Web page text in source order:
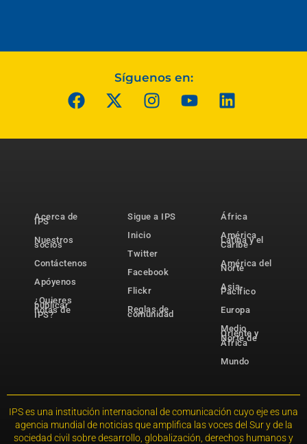
Síguenos en:
Acerca de
IPS
Nuestros
socios
Contáctenos
Apóyenos
¿Quieres
publicar
notas de
IPS?
Sigue a IPS
Inicio
Twitter
Facebook
Flickr
Reglas de
comunidad
África
América
Latina y el
Caribe
América del
Norte
Asia-
Pacífico
Europa
Medio
Oriente y
Norte de
África
Mundo
IPS es una institución internacional de comunicación cuyo eje es una
agencia mundial de noticias que amplifica las voces del Sur y de la
sociedad civil sobre desarrollo, globalización, derechos humanos y